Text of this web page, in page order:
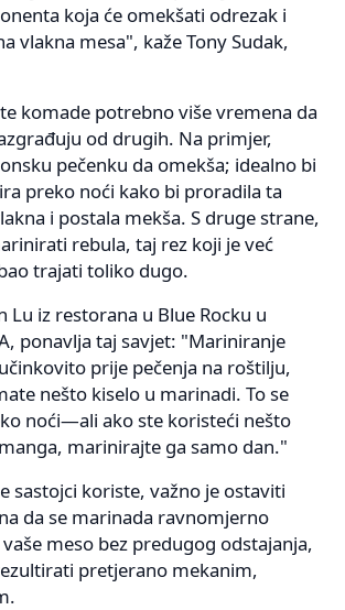
koja će omekšati odrezak i
vlakna mesa", kaže Tony Sudak,
komade potrebno više vremena da
od drugih. Na primjer,
pečenku da omekša; idealno bi
preko noći kako bi proradila ta
i postala mekša. S druge strane,
rebula, taj rez koji je već
trajati toliko dugo.
Lu iz restorana u Blue Rocku u
ponavlja taj savjet: "Mariniranje
prije pečenja na roštilju,
nešto kiselo u marinadi. To se
noći—ali ako ste koristeći nešto
marinirajte ga samo dan."
sastojci koriste, važno je ostaviti
da se marinada ravnomjerno
meso bez predugog odstajanja,
pretjerano mekanim,